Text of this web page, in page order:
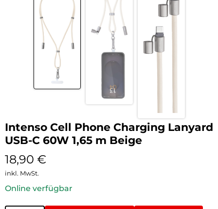
Intenso Cell Phone Charging Lanyard
USB-C 60W 1,65 m Beige
18,90 €
inkl. MwSt.
Online verfügbar